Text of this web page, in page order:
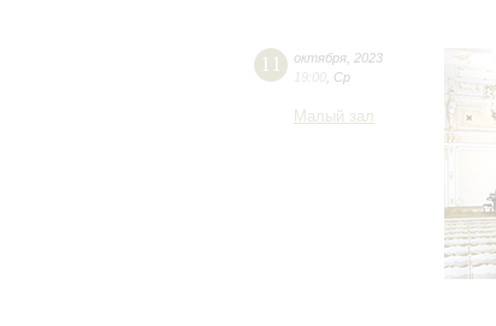
11 октября 2023
19:00 Ср
Малый зал